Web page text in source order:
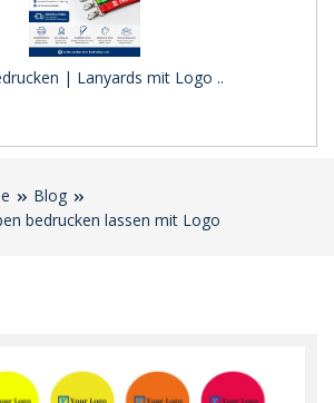
| Lanyards mit Logo ..
Blog
bedrucken lassen mit Logo